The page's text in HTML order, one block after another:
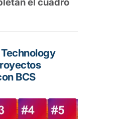
BCS